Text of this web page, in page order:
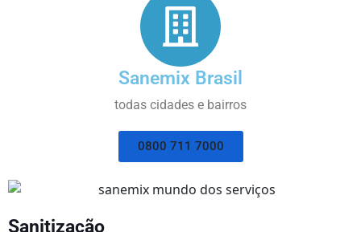
Sanemix Brasil
todas cidades e bairros
0800 711 7000
Sanitização